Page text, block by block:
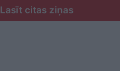
Lasīt citas ziņas